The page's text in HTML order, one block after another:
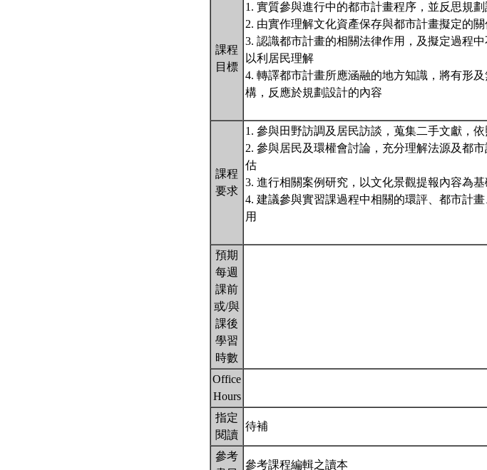
課程
目標
1. 實質參與進行中的都市計畫程序，並反思規
2. 由實作理解文化資產保存與都市計畫擬定的
3. 認識都市計畫的相關法律作用，及擬定過程
以利居民理解
4. 轉譯都市計畫所應涵融的地方知識，將有形
構，反應於規劃設計的內容
課程
要求
1. 參與田野訪調及居民訪談，蒐集二手文獻，
2. 參與居民及環權會討論，充分理解法源及都
估
3. 進行相關案例研究，以文化景觀提報內容為
4. 建議參與實習課過程中相關的環評、都市計
用
預期
每週
課前
或/與
課後
學習
時數
Office
Hours
指定
閱讀
待補
參考
參考課程編輯之讀本